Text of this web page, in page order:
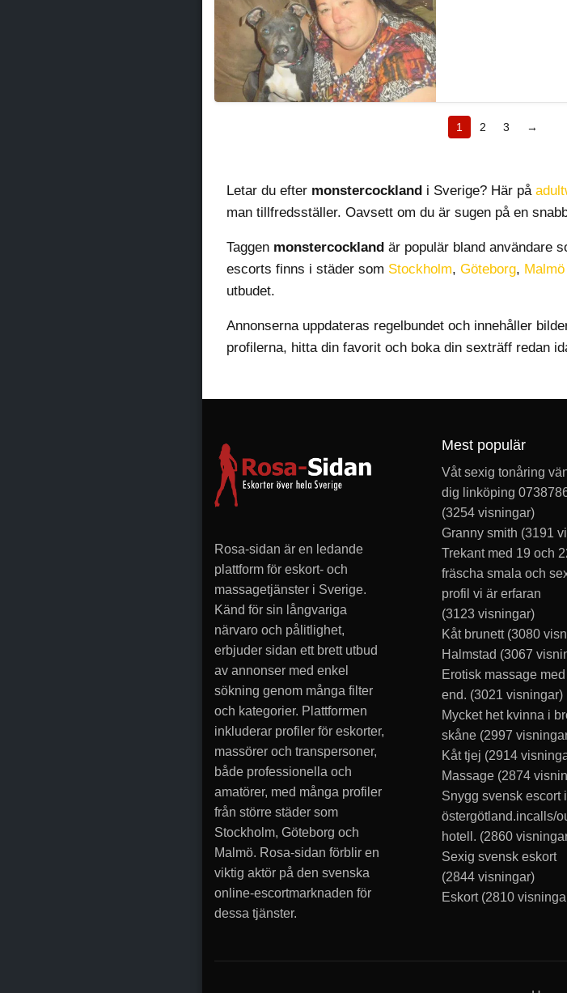
1 2 3 →
Letar du efter monstercockland i Sverige? Här på
man tillfredsställer. Oavsett om du är sugen på en
Taggen monstercockland är populär bland användare
escorts finns i städer som Stockholm, Göteborg, Malmö
utbudet.
Annonserna uppdateras regelbundet och innehåller
profilerna, hitta din favorit och boka din sexträff redan
Rosa-sidan är en ledande
plattform för eskort- och
massagetjänster i Sverige.
Känd för sin långvariga
närvaro och pålitlighet,
erbjuder sidan ett brett utbud
av annonser med enkel
sökning genom många filter
och kategorier. Plattformen
inkluderar profiler för eskorter,
massörer och transpersoner,
både professionella och
amatörer, med många profiler
från större städer som
Stockholm, Göteborg och
Malmö. Rosa-sidan förblir en
viktig aktör på den svenska
online-escortmarknaden för
dessa tjänster.
Mest populär
Våt sexig tonåring
dig linköping
(3254 visningar)
Granny smith (3191
Trekant med 19 och
fräscha smala och
profil vi är erfaran
(3123 visningar)
Kåt brunett(3080
Halmstad (3067
Erotisk massage
end. (3021 visningar)
Mycket het kvinna i
skåne (2997
Kåt tjej (2914
Massage (2874
Snygg svensk escort i
östergötland.incalls/
hotell. (2860
Sexig svensk eskort
(2844 visningar)
Eskort(2810